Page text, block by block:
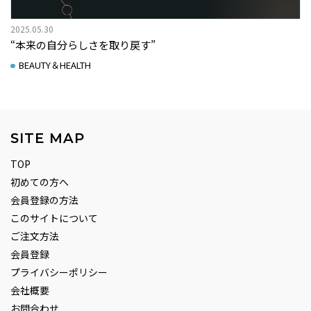
2025.05.30
“本来の自分らしさを取り戻す”
BEAUTY＆HEALTH
SITE MAP
TOP
初めての方へ
会員登録の方法
このサイトについて
ご注文方法
会員登録
プライバシーポリシー
会社概要
お問合わせ